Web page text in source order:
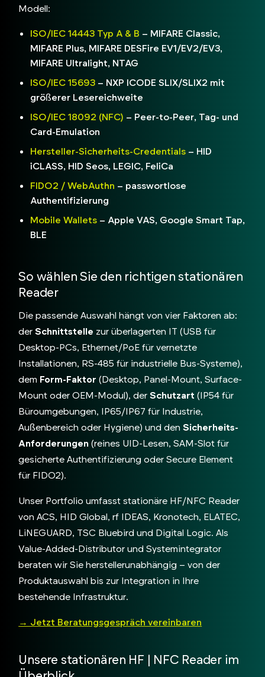
Modell:
ISO/IEC 14443 Typ A & B – MIFARE Classic,
MIFARE Plus, MIFARE DESFire EV1/EV2/EV3,
MIFARE Ultralight, NTAG
ISO/IEC 15693 – NXP ICODE SLIX/SLIX2 mit
größerer Lesereichweite
ISO/IEC 18092 (NFC) – Peer-to-Peer, Tag- und
Card-Emulation
Hersteller-Sicherheits-Credentials – HID
iCLASS, HID Seos, LEGIC, FeliCa
FIDO2 / WebAuthn – passwortlose
Authentifizierung
Mobile Wallets – Apple VAS, Google Smart Tap,
BLE
So wählen Sie den richtigen stationären
Reader
Die passende Auswahl hängt von vier Faktoren ab:
derSchnittstelle zur überlagerten IT (USB für
Desktop-PCs, Ethernet/PoE für vernetzte
Installationen, RS-485 für industrielle Bus-Systeme),
dem Form-Faktor (Desktop, Panel-Mount, Surface-
Mount oder OEM-Modul), derSchutzart (IP54 für
Büroumgebungen, IP65/IP67 für Industrie,
Außenbereich oder Hygiene) und denSicherheits-
Anforderungen (reines UID-Lesen, SAM-Slot für
gesicherte Authentifizierung oder Secure Element
für FIDO2).
Unser Portfolio umfasst stationäre HF/NFC Reader
von ACS, HID Global, rf IDEAS, Kronotech, ELATEC,
LiNEGUARD, TSC Bluebird und Digital Logic. Als
Value-Added-Distributor und Systemintegrator
beraten wir Sie herstellerunabhängig – von der
Produktauswahl bis zur Integration in Ihre
bestehende Infrastruktur.
→ Jetzt Beratungsgespräch vereinbaren
Unsere stationären HF | NFC Reader im